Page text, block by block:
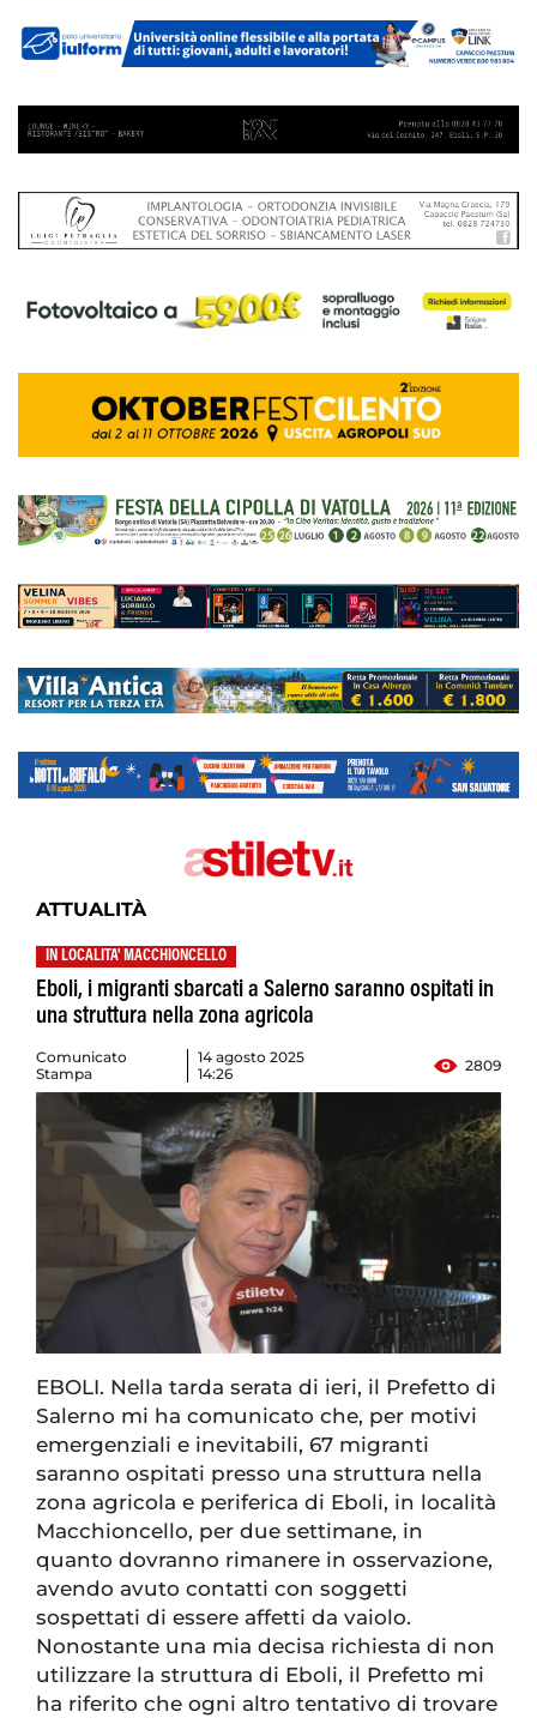
ATTUALITÀ
IN LOCALITA' MACCHIONCELLO
Eboli, i migranti sbarcati a Salerno saranno ospitati in
una struttura nella zona agricola
Comunicato
Stampa
14 agosto 2025
14:26
2809
EBOLI. Nella tarda serata di ieri, il Prefetto di
Salerno mi ha comunicato che, per motivi
emergenziali e inevitabili, 67 migranti
saranno ospitati presso una struttura nella
zona agricola e periferica di Eboli, in località
Macchioncello, per due settimane, in
quanto dovranno rimanere in osservazione,
avendo avuto contatti con soggetti
sospettati di essere affetti da vaiolo.
Nonostante una mia decisa richiesta di non
utilizzare la struttura di Eboli, il Prefetto mi
ha riferito che ogni altro tentativo di trovare